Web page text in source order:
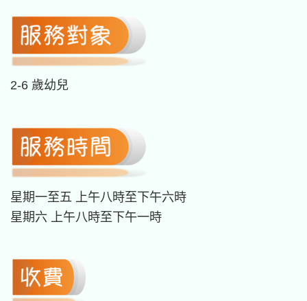
2-6 歲幼兒
星期一至五 上午八時至下午六時
星期六 上午八時至下午一時